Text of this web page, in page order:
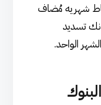
شهريه مُضاف
تسديد
الواحد.